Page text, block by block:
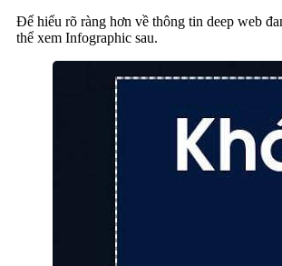
Để hiểu rõ ràng hơn về thông tin deep web
thể xem Infographic sau.